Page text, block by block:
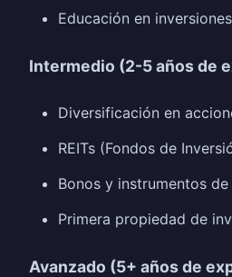
Educación en
Intermedio (2-5 años de
Diversificación en
REITs (Fondos de
Bonos y instrumentos
Primera propiedad de
Avanzado (5+ años de